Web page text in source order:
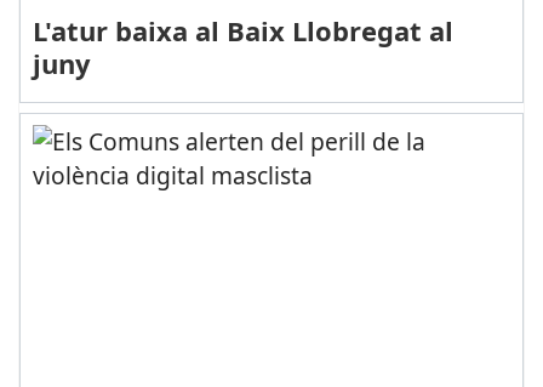
L'atur baixa al Baix Llobregat al
juny